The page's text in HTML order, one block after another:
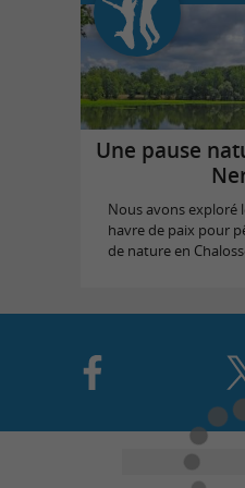
Une pause
Nous avons exploré
havre de paix pour
de nature en